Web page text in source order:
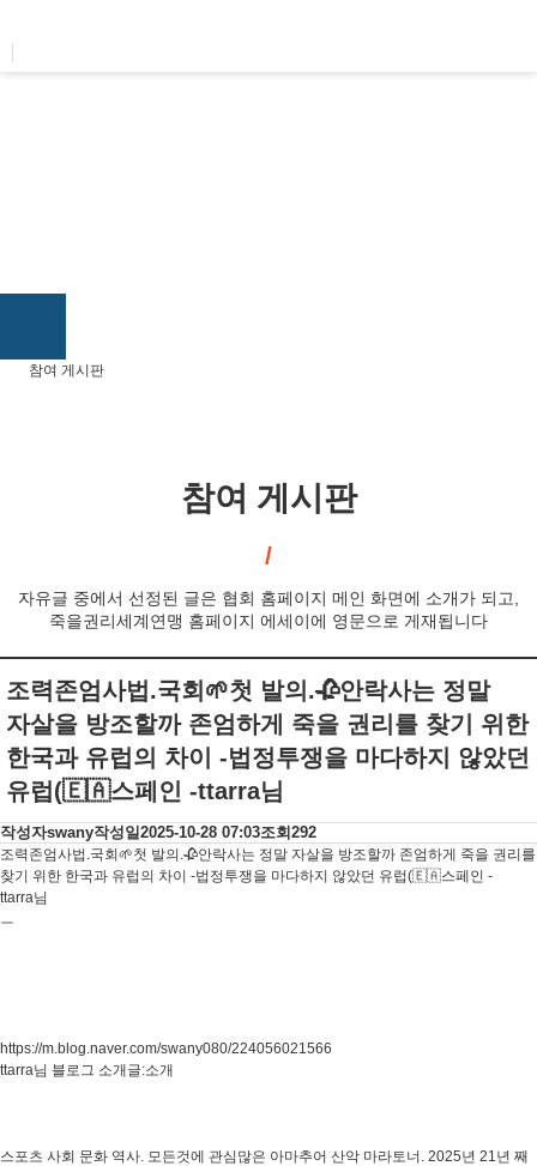
참여 게시판
참여 게시판
자유글 중에서 선정된 글은 협회 홈페이지 메인 화면에 소개가 되고,
죽을권리세계연맹 홈페이지 에세이에 영문으로 게재됩니다
조력존엄사법.국회🌱첫 발의.🥀안락사는 정말
자살을 방조할까 존엄하게 죽을 권리를 찾기 위한
한국과 유럽의 차이 -법정투쟁을 마다하지 않았던
유럽(🇪🇦스페인 -ttarra님
작성자swany작성일 2025-10-28 07:03조회 292
조력존엄사법.국회🌱첫 발의.🥀안락사는 정말 자살을 방조할까 존엄하게 죽을 권리를
찾기 위한 한국과 유럽의 차이 -법정투쟁을 마다하지 않았던 유럽(🇪🇦스페인 -
ttarra님
ㅡ
https://m.blog.naver.com/swany080/224056021566
ttarra님 블로그 소개글:소개
스포츠 사회 문화 역사. 모든것에 관심많은 아마추어 산악 마라토너. 2025년 21년 째